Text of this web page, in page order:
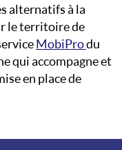
alternatifs à la
le territoire de
MobiProdu
qui accompagne et
en place de